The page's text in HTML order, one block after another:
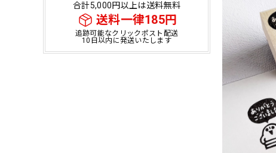
合計5,000円以上は送料無料
送料一律185円
追跡可能なクリックポスト配送
10日以内に発送いたします